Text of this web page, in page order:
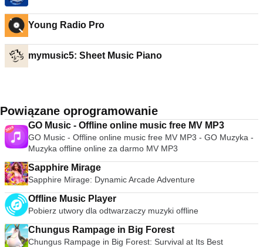
Young Radio Pro
mymusic5: Sheet Music Piano
Powiązane oprogramowanie
GO Music - Offline online music free MV MP3
GO Music - Offline online music free MV MP3 - GO Muzyka -
Muzyka offline online za darmo MV MP3
Sapphire Mirage
Sapphire Mirage: Dynamic Arcade Adventure
Offline Music Player
Pobierz utwory dla odtwarzaczy muzyki offline
Chungus Rampage in Big Forest
Chungus Rampage in Big Forest: Survival at Its Best